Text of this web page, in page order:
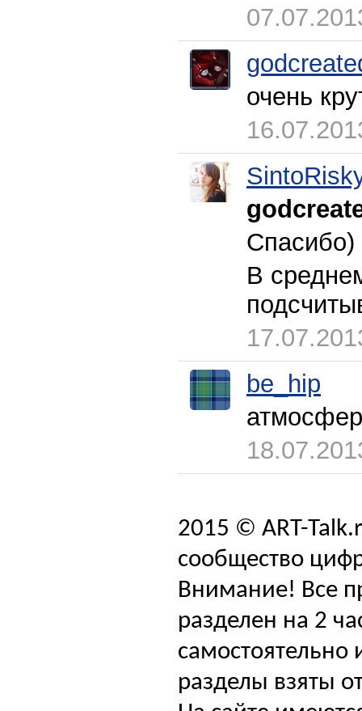
очень
Спасибо)
В
be_hip
2015 © ART-
сообщество
Внимание! Все
разделен на 2
самостоятельно
разделы взяты